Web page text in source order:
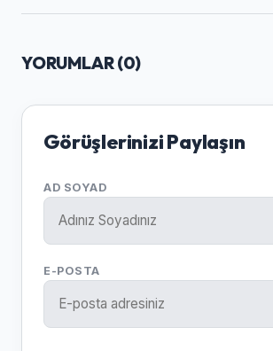
YORUMLAR (0)
Görüşlerinizi Paylaşın
AD SOYAD
E-POSTA